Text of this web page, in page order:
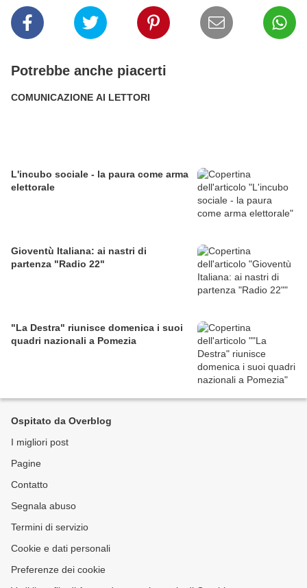
Potrebbe anche piacerti
COMUNICAZIONE AI LETTORI
L'incubo sociale - la paura come arma
elettorale
Gioventù Italiana: ai nastri di
partenza "Radio 22"
"La Destra" riunisce domenica i suoi
quadri nazionali a Pomezia
Ospitato da Overblog
I migliori post
Pagine
Contatto
Segnala abuso
Termini di servizio
Cookie e dati personali
Preferenze dei cookie